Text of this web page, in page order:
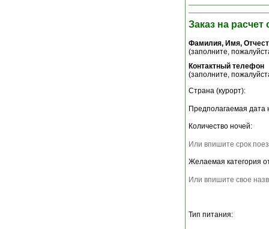
Заказ на расчет
Фамилия, Имя,
(заполните,
Контактный телефон
(заполните,
Страна (курорт):
Предполагаемая дата
Количество ночей:
Или впишите срок
Желаемая категория
Или впишите свое
Тип питания: